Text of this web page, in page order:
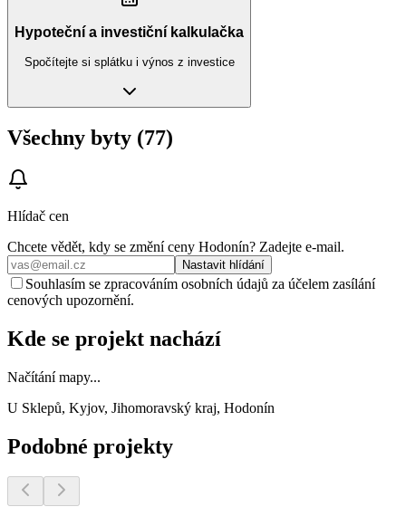
Hypoteční a investiční kalkulačka
Spočítejte si splátku i výnos z investice
Všechny byty (77)
Hlídač cen
Chcete vědět, kdy se změní ceny Hodonín? Zadejte e‑mail.
Nastavit hlídání
Souhlasím se zpracováním osobních údajů za účelem zasílání
cenových upozornění.
Kde se projekt nachází
Načítání mapy...
U Sklepů, Kyjov, Jihomoravský kraj, Hodonín
Podobné projekty